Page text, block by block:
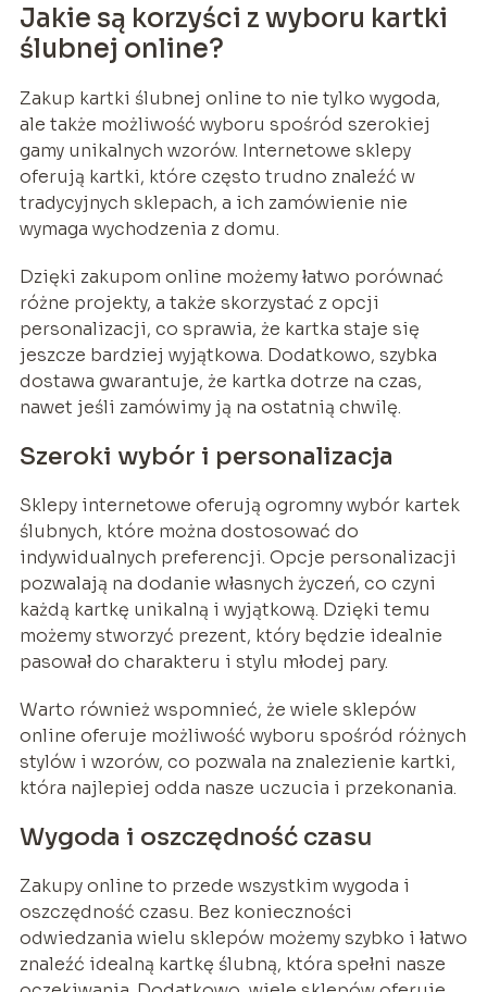
Jakie są korzyści z wyboru kartki
ślubnej online?
Zakup kartki ślubnej online to nie tylko wygoda,
ale także możliwość wyboru spośród szerokiej
gamy unikalnych wzorów. Internetowe sklepy
oferują kartki, które często trudno znaleźć w
tradycyjnych sklepach, a ich zamówienie nie
wymaga wychodzenia z domu.
Dzięki zakupom online możemy łatwo porównać
różne projekty, a także skorzystać z opcji
personalizacji, co sprawia, że kartka staje się
jeszcze bardziej wyjątkowa. Dodatkowo, szybka
dostawa gwarantuje, że kartka dotrze na czas,
nawet jeśli zamówimy ją na ostatnią chwilę.
Szeroki wybór i personalizacja
Sklepy internetowe oferują ogromny wybór kartek
ślubnych, które można dostosować do
indywidualnych preferencji. Opcje personalizacji
pozwalają na dodanie własnych życzeń, co czyni
każdą kartkę unikalną i wyjątkową. Dzięki temu
możemy stworzyć prezent, który będzie idealnie
pasował do charakteru i stylu młodej pary.
Warto również wspomnieć, że wiele sklepów
online oferuje możliwość wyboru spośród różnych
stylów i wzorów, co pozwala na znalezienie kartki,
która najlepiej odda nasze uczucia i przekonania.
Wygoda i oszczędność czasu
Zakupy online to przede wszystkim wygoda i
oszczędność czasu. Bez konieczności
odwiedzania wielu sklepów możemy szybko i łatwo
znaleźć idealną kartkę ślubną, która spełni nasze